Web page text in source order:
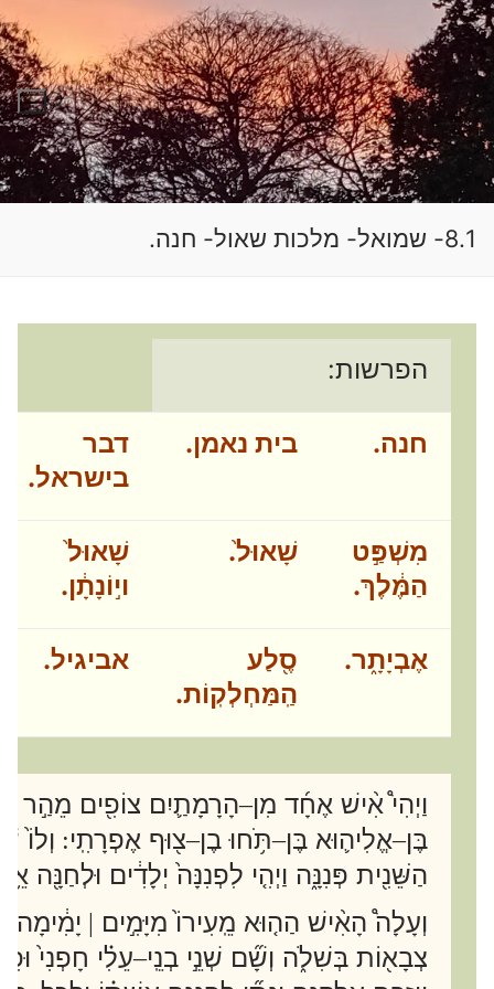
דלג
לתוכן
חפש:
8.1- שמואל- מלכות שאול- חנה.
הפרשות:
חנה. בית נאמן.
דבר
בישראל.
מִשְׁפַּ֣ט
הַמֶּ֔לֶךְ.
שָׁאוּל֙.
שָׁאוּל֙
וי֣וֹנָתָ֔ן.
אֶבְיָתָ֑ר.
סֶ֖לַע
הַֽמַּחְלְקֽוֹת.
אביגיל.
וַיְהִי֩ אִ֨ישׁ אֶחָ֜ד מִן–הָרָמָתַ֛יִם צוֹפִ֖ים מֵהַ֣ר
בֶּן–אֱלִיה֛וּא בֶּן–תֹּ֥חוּ בֶן–צ֖וּף אֶפְרָתִֽי: וְלוֹ֙
הַשֵּׁנִ֖ית פְּנִנָּ֑ה וַיְהִ֤י לִפְנִנָּה֙ יְלָדִ֔ים וּלְחַנָּ֖ה
וְעָלָה֩ הָאִ֨ישׁ הַה֤וּא מֵֽעִירוֹ֙ מִיָּמִ֣ים | יָמִ֔ימָה
צְבָא֖וֹת בְּשִׁלֹ֑ה וְשָׁ֞ם שְׁנֵ֣י בְנֵֽי–עֵלִ֗י חָפְנִי֙